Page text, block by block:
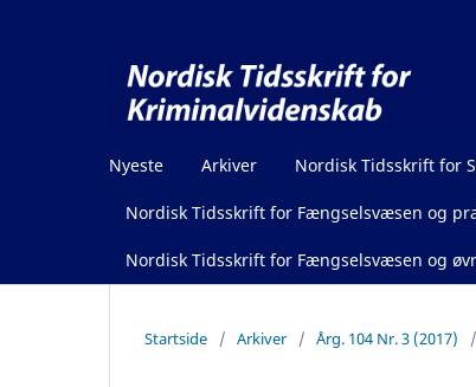
Nyeste Arkiver Nordisk Tidsskrift for
Nordisk Tidsskrift for Fængselsvæsen og
Nordisk Tidsskrift for Fængselsvæsen og
Startside / Arkiver / Årg. 104 Nr. 3 (2017) /